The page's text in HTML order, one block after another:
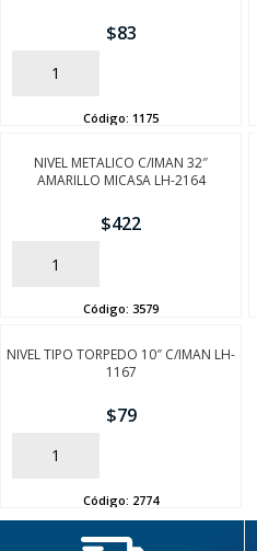
$83
AÑADIR
Código: 1175
NIVEL METALICO C/IMAN 32″
AMARILLO MICASA LH-2164
$422
AÑADIR
Código: 3579
NIVEL TIPO TORPEDO 10″ C/IMAN LH-
1167
$79
AÑADIR
Código: 2774